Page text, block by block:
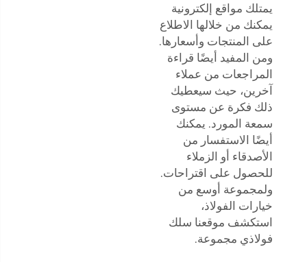
يمتلك مواقع إلكترونية
يمكنك من خلالها الاطلاع
على المنتجات وأسعارها.
ومن المفيد أيضًا قراءة
المراجعات من عملاء
آخرين، حيث سيعطيك
ذلك فكرة عن مستوى
سمعة المورد. يمكنك
أيضًا الاستفسار من
الأصدقاء أو الزملاء
للحصول على اقتراحات.
ولمجموعة أوسع من
خيارات الفولاذ،
استكشف موقعنا سلك
فولاذي مجموعة.